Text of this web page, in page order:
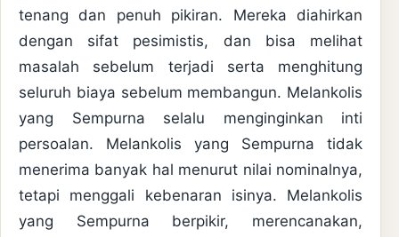
tenang dan penuh pikiran. Mereka diahirkan
dengan sifat pesimistis, dan bisa melihat
masalah sebelum terjadi serta menghitung
seluruh biaya sebelum membangun. Melankolis
yang Sempurna selalu menginginkan inti
persoalan. Melankolis yang Sempurna tidak
menerima banyak hal menurut nilai nominalnya,
tetapi menggali kebenaran isinya. Melankolis
yang Sempurna berpikir, merencanakan,